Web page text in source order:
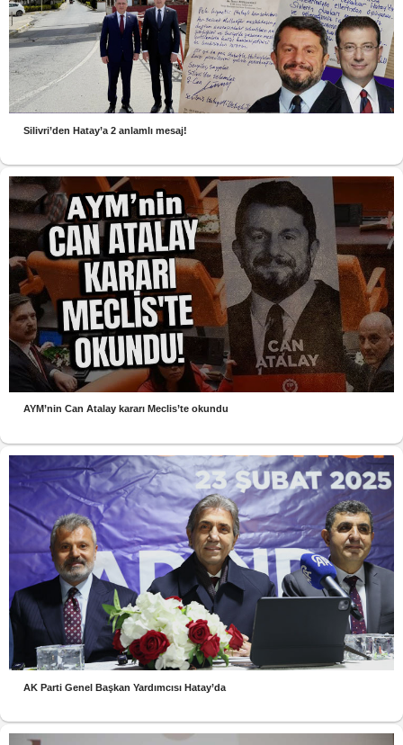
Silivri’den Hatay’a 2 anlamlı mesaj!
AYM’nin Can Atalay kararı Meclis’te okundu
AK Parti Genel Başkan Yardımcısı Hatay’da